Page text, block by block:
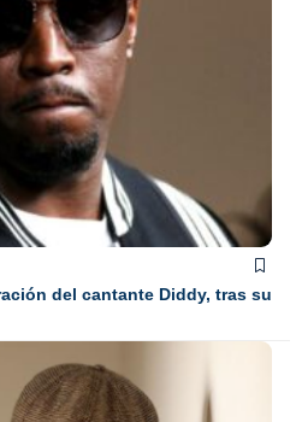
del cantante Diddy, tras su